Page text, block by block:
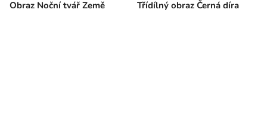
Obraz Noční tvář Země Třídílný obraz Černá díra